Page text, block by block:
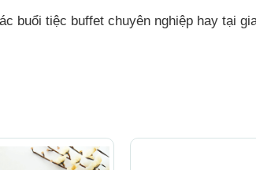
buổi tiệc buffet chuyên nghiệp hay tại